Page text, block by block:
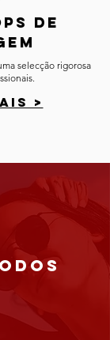
de
selecção rigorosa
>